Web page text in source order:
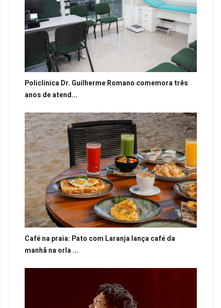
Policlínica Dr. Guilherme Romano comemora três
anos de atend...
Café na praia: Pato com Laranja lança café da
manhã na orla ...